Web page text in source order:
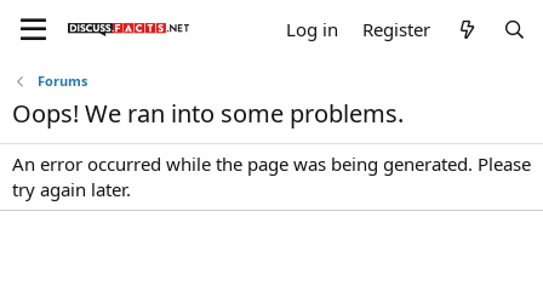
Log in Register
Forums
Oops! We ran into some problems.
An error occurred while the page was being generated. Please
try again later.